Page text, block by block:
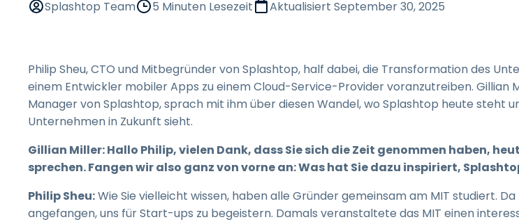
Fernzugriff auf
einer Einrichtung
Endpunkt-Sicherheit
Alle Bedürfnisse
entdecken
Splashtop Team 5 Minuten Lesezeit Aktualisiert September 30, 2025
Philip Sheu, CTO und Mitbegründer von Splashtop, half dabei, die Transformation des
einem Entwickler mobiler Apps zu einem Cloud-Service-Provider voranzutreiben. Gillian
Manager von Splashtop, sprach mit ihm über diesen Wandel, wo Splashtop heute steht
Unternehmen in Zukunft sieht.
Gillian Miller: Hallo Philip, vielen Dank, dass Sie sich die Zeit genommen haben,
sprechen. Fangen wir also ganz von vorne an: Was hat Sie dazu inspiriert,
Philip Sheu:Wie Sie vielleicht wissen, haben alle Gründer gemeinsam am MIT studiert.
angefangen, uns für Start-ups zu begeistern. Damals veranstaltete das MIT einen